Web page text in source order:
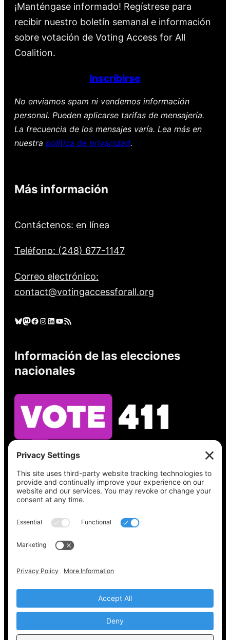
¡Manténgase informado! Regístrese para
recibir nuestro boletín semanal e información
sobre votación de Voting Access for All
Coalition.
Inscribirse
No enviamos spam ni vendemos información
personal. Pueden aplicarse tarifas de mensajería.
La frecuencia de los mensajes varía. Lea más en
nuestra política de privacidad.
Más información
Contáctenos: en línea
Teléfono: (248) 677-1147
Correo electrónico:
contact@votingaccessforall.org
Cielo azul Mastodonte Facebook Instagram LinkedIn YouTube Feed RSS
Información de las elecciones
nacionales
Vea lo que hay en su boleta, encuentre su
lugar de votación, verifique el estado de su
registro y obtenga toda la información
electoral que necesita enVote411.org.
Por favor no utilice:
Derechos de autor © 2022-2024 Coalición de
acceso al voto para todos